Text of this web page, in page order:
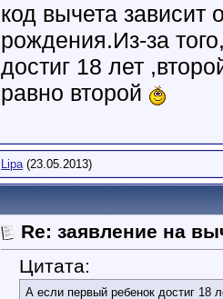
код вычета зависит
рождения.Из-за
достиг 18 лет
равно второй
Lipa(23.05.2013)
Re: заявление на
Цитата:
А если первый ребенок достиг 18